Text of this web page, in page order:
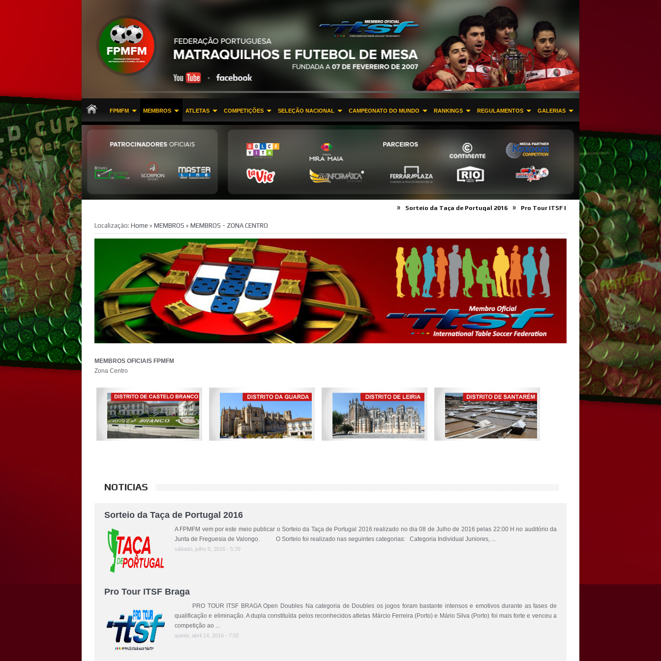
FPMFM MEMBROS ATLETAS COMPETIÇÕES SELEÇÃO NACIONAL CAMPEONATO DO MUNDO RANKINGS REGULAMENTOS GALERIAS
Sorteio da Taça de Portugal 2016 » Pro Tour ITSF Braga » Licença Desportiva e Filiação
Localização: Home » MEMBROS » MEMBROS - ZONA CENTRO
MEMBROS OFICIAIS FPMFM
Zona Centro
NOTICIAS
Sorteio da Taça de Portugal 2016
A FPMFM vem por este meio publicar o Sorteio da Taça de Portugal 2016 realizado no dia 08 de Julho de 2016 pelas 22:00 H no auditório da
Junta de Freguesia de Valongo. O Sorteio foi realizado nas seguintes categorias: Categoria Individual Juniores, ...
sábado, julho 9, 2016 - 5:39
Pro Tour ITSF Braga
PRO TOUR ITSF BRAGA Open Doubles Na categoria de Doubles os jogos foram bastante intensos e emotivos durante as fases de
qualificação e eliminação. A dupla constituída pelos reconhecidos atletas Márcio Ferreira (Porto) e Mário Silva (Porto) foi mais forte e venceu a
competição ao ...
quinta, abril 14, 2016 - 7:02